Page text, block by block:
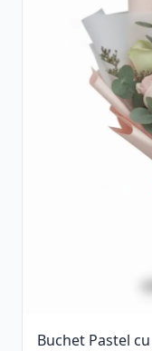
Buchet Pastel